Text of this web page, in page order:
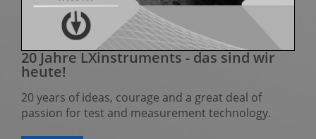
20 Jahre LXinstruments - das sind wir
heute!
20 years of ideas, courage and a great deal of
passion for test and measurement technology.